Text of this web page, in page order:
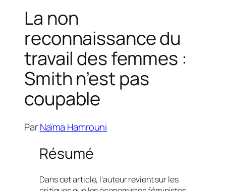
La non
reconnaissance du
travail des femmes :
Smith n’est pas
coupable
ParNaïma Hamrouni
Résumé
Dans cet article, l’auteur revient sur les